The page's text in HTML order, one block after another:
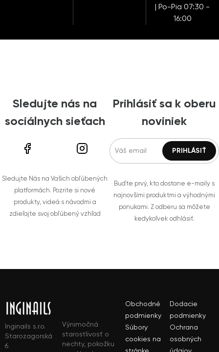
| Po-Pia 07:30 -
16:00
Sledujte nás na
sociálnych sieťach
Sledujte Nás na Vašich obľúbených
platformách. Pozrite si nové
produkty, videá s návodmi a
zdieľajte svoj obľúbený vzhľad
Prihlásiť sa k oberu
noviniek
Buďte prvý, kto dostane e-maily s
najnovšími produktmi a výhodnými
ponukami. Z odberu sa môžete
kedykoľvek odhlásiť.
Inginails s.r.o.
Starozagorská
6
Výnimočná
starostlivosť o
nechty, pokožku
Obchodné
podmienky
Dodacie
podmienky
Súbory
cookies na
Ochrana
osobných